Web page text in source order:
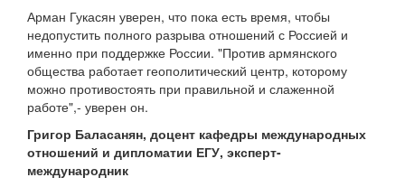
Арман Гукасян уверен, что пока есть время, чтобы
недопустить полного разрыва отношений с Россией и
именно при поддержке России. "Против армянского
общества работает геополитический центр, которому
можно противостоять при правильной и слаженной
работе",- уверен он.
Григор Баласанян, доцент кафедры международных
отношений и дипломатии ЕГУ, эксперт-
международник